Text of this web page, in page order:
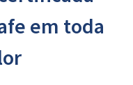
em toda